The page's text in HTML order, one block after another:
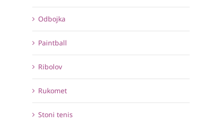
Odbojka
Paintball
Ribolov
Rukomet
Stoni tenis